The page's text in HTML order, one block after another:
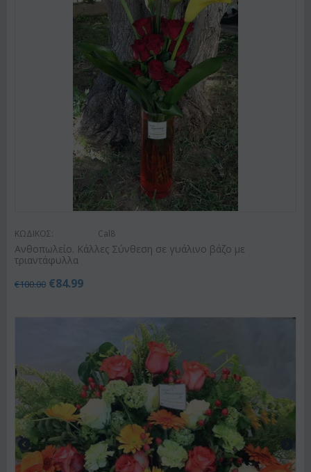
ΚΩΔΙΚΟΣ: Cal8
Ανθοπωλείο. Κάλλες Σύνθεση σε γυάλινο βάζο με
τριαντάφυλλα
€100.00 €84.99